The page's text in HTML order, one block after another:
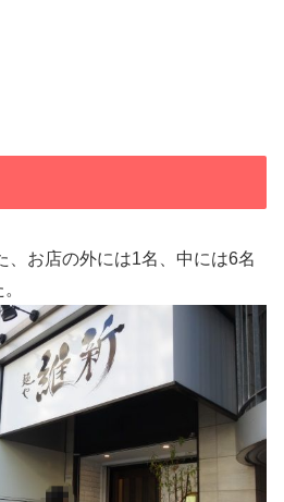
、お店の外には1名、中には6名